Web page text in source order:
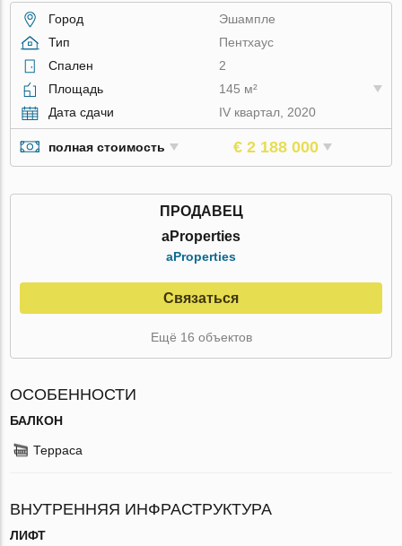
Город
Эшампле
Тип
Пентхаус
Спален
2
Площадь
145 м²
Дата сдачи
IV квартал, 2020
полная стоимость € 2 188 000
ПРОДАВЕЦ
aProperties
aProperties
Связаться
Ещё 16 объектов
ОСОБЕННОСТИ
БАЛКОН
Терраса
ВНУТРЕННЯЯ ИНФРАСТРУКТУРА
ЛИФТ